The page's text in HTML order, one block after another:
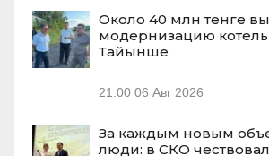
Около 40 млн тенге
модернизацию
Тайынше
21:00 06 Авг 2026
За каждым новым
люди: в СКО